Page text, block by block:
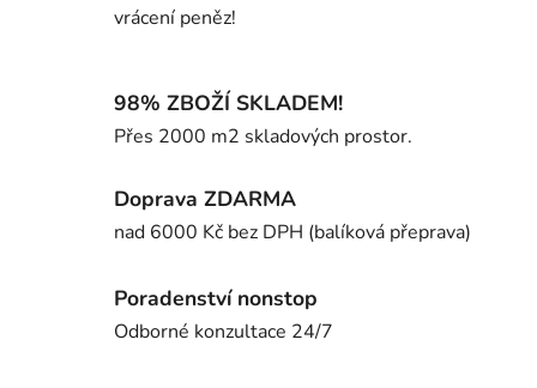
vrácení peněz!
98% ZBOŽÍ SKLADEM!
Přes 2000 m2 skladových prostor.
Doprava ZDARMA
nad 6000 Kč bez DPH (balíková přeprava)
Poradenství nonstop
Odborné konzultace 24/7